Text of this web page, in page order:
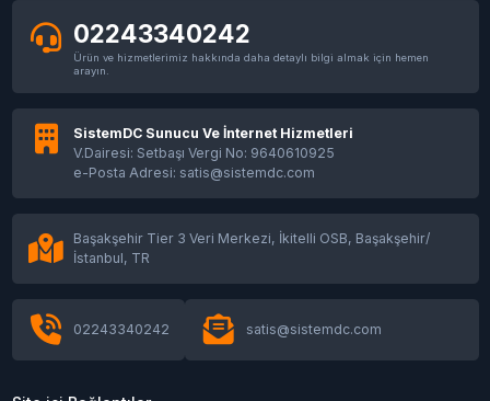
02243340242
Ürün ve hizmetlerimiz hakkında daha detaylı bilgi almak için hemen
arayın.
SistemDC Sunucu Ve İnternet Hizmetleri
V.Dairesi: Setbaşı Vergi No: 9640610925
e-Posta Adresi: satis@sistemdc.com
Başakşehir Tier 3 Veri Merkezi, İkitelli OSB, Başakşehir/
İstanbul, TR
02243340242 satis@sistemdc.com